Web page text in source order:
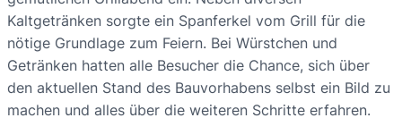
Kaltgetränken sorgte ein Spanferkel vom Grill für die
nötige Grundlage zum Feiern. Bei Würstchen und
Getränken hatten alle Besucher die Chance, sich über
den aktuellen Stand des Bauvorhabens selbst ein Bild zu
machen und alles über die weiteren Schritte erfahren.